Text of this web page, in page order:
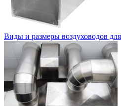
Виды и размеры воздуховодов